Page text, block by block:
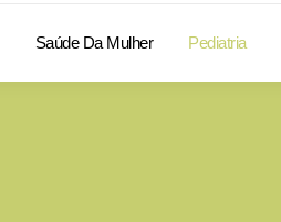
Saúde Da Mulher Pediatria